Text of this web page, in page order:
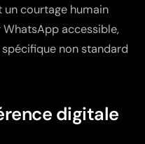
un courtage humain
accessible,
non standard
digitale